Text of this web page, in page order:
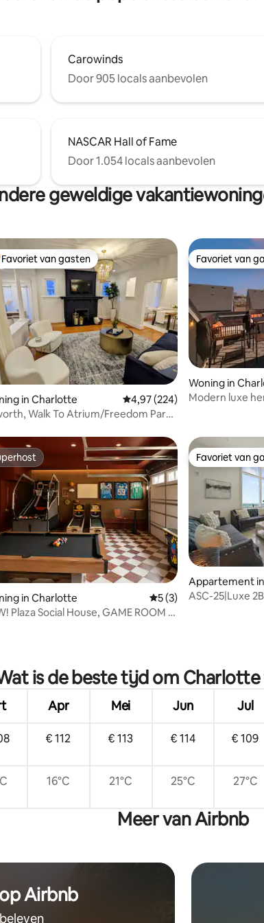
Carowinds
Door 905 locals aanbevolen
NASCAR Hall of Fame
Door 1.054 locals aanbevolen
geweldige
van 4,97 op 5, 313 recensies
van gasten
Favoriet van gasten
in Charlotte Gemiddelde beoordeling van
4,97 (224)
Walk To Atrium/Freedom Park,
Favoriet van
Favoriet van
Woning in
Modern luxe
van 4,94 op 5, 427 recensies
in Charlotte Gemiddelde
5 (3)
Plaza Social House, GAME ROOM +
Favoriet van
Favoriet van
Appartement
ASC-25|Luxe
is de beste tijd om
Apr Mei Jun Jul
€ 112 € 113 € 114 € 109
16°C 21°C 25°C 27°C
Meer van Airbnb
Airbnb